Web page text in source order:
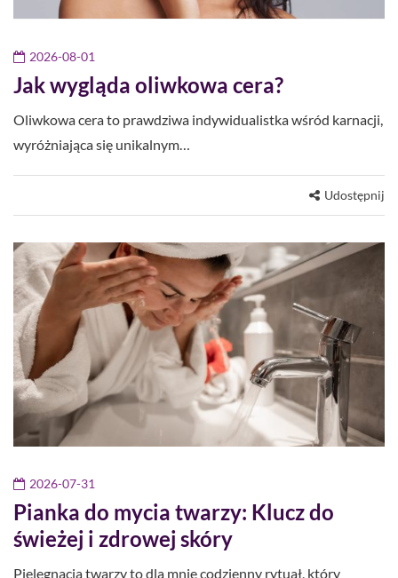
2026-08-01
Jak wygląda oliwkowa cera?
Oliwkowa cera to prawdziwa indywidualistka wśród karnacji,
wyróżniająca się unikalnym…
Udostępnij
2026-07-31
Pianka do mycia twarzy: Klucz do
świeżej i zdrowej skóry
Pielęgnacja twarzy to dla mnie codzienny rytuał, który